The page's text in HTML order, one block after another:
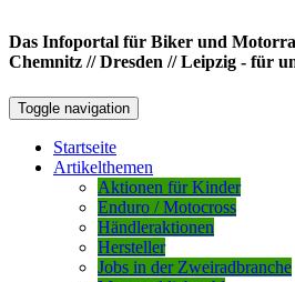
Das Infoportal für Biker und
Chemnitz // Dresden // Leipzig - für
Toggle navigation
Startseite
Artikelthemen
Aktionen für Kinder
Enduro / Motocross
Händleraktionen
Hersteller
Jobs in der Zweiradbranche